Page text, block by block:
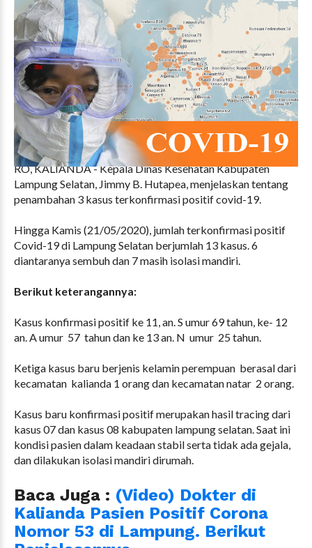
RO, KALIANDA - Kepala Dinas Kesehatan Kabupaten
Lampung Selatan, Jimmy B. Hutapea, menjelaskan tentang
penambahan 3 kasus terkonfirmasi positif covid-19.
Hingga Kamis (21/05/2020), jumlah terkonfirmasi positif
Covid-19 di Lampung Selatan berjumlah 13 kasus. 6
diantaranya sembuh dan 7 masih isolasi mandiri.
Berikut keterangannya:
Kasus konfirmasi positif ke 11, an. S umur 69 tahun, ke- 12
an. A umur 57 tahun dan ke 13 an. N umur 25 tahun.
Ketiga kasus baru berjenis kelamin perempuan berasal dari
kecamatan kalianda 1 orang dan kecamatan natar 2 orang.
Kasus baru konfirmasi positif merupakan hasil tracing dari
kasus 07 dan kasus 08 kabupaten lampung selatan. Saat ini
kondisi pasien dalam keadaan stabil serta tidak ada gejala,
dan dilakukan isolasi mandiri dirumah.
Baca Juga : (Video) Dokter di
Kalianda Pasien Positif Corona
Nomor 53 di Lampung. Berikut